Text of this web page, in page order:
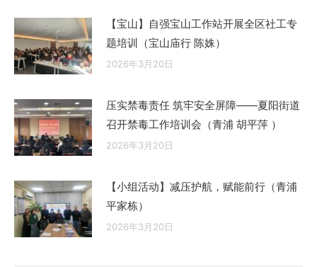
【宝山】自强宝山工作站开展全区社工专
题培训（宝山庙行 陈姝）
2026年3月20日
压实禁毒责任 筑牢安全屏障——夏阳街道
召开禁毒工作培训会（青浦 胡平萍 ）
2026年3月20日
【小组活动】减压护航，赋能前行（青浦
平家栋）
2026年3月20日